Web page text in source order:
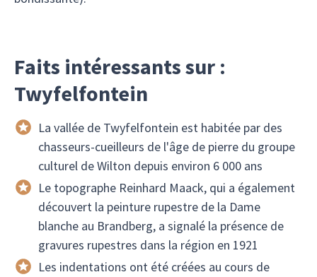
Faits intéressants sur :
Twyfelfontein
La vallée de Twyfelfontein est habitée par des
chasseurs-cueilleurs de l'âge de pierre du groupe
culturel de Wilton depuis environ 6 000 ans
Le topographe Reinhard Maack, qui a également
découvert la peinture rupestre de la Dame
blanche au Brandberg, a signalé la présence de
gravures rupestres dans la région en 1921
Les indentations ont été créées au cours de